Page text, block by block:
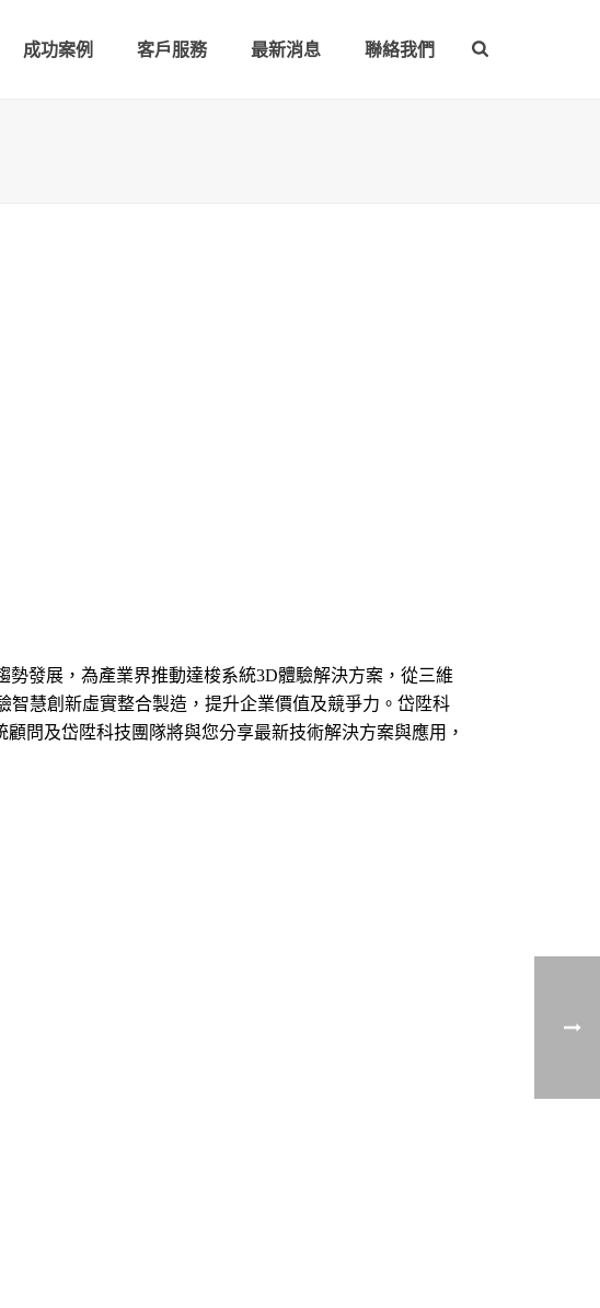
成功案例 客戶服務 最新消息 聯絡我們
發展，為產業界推動達梭系統3D體驗解決方案，從三維
慧創新虛實整合製造，提升企業價值及競爭力。岱陞科
問及岱陞科技團隊將與您分享最新技術解決方案與應用，